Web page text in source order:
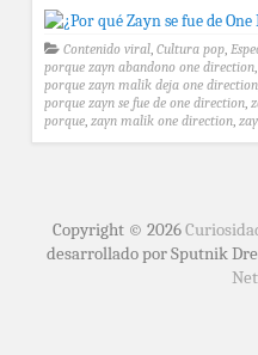
Contenido viral, Cultura pop,
porque zayn abandono one direction,
porque zayn malik deja one direction
porque zayn se fue de one direction,
porque, zayn malik one direction,
Copyright © 2026
desarrollado por Sputnik